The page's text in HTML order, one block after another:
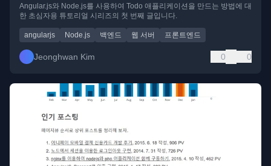
Angular.js와 Node.js를 사용하여 Todo 애플리케이션을 만드는 방법에 대
한 초심자용 튜토리얼 시리즈의 첫 번째 글입니다.
angularjs Node.js 백엔드 웹 서버 프론트엔드
Jeonghwan Kim 0 0